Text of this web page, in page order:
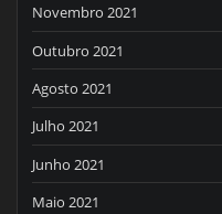
Novembro 2021
Outubro 2021
Agosto 2021
Julho 2021
Junho 2021
Maio 2021